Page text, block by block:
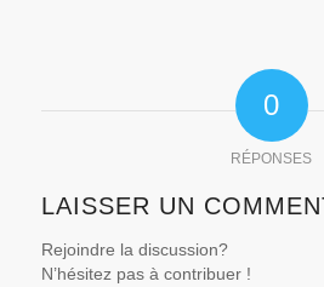
0
RÉPONSES
LAISSER UN
Rejoindre la discussion?
N’hésitez pas à contribuer !